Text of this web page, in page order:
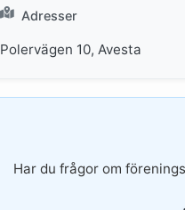
Adresser
Polervägen 10, Avesta
Har du frågor om